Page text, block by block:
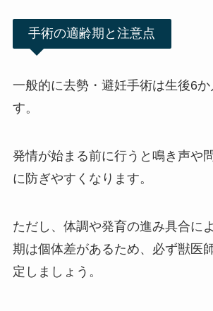
手術の適齢期と注意点
一般的に去勢・避妊手術は生後6
す。
発情が始まる前に行うと鳴き声や
に防ぎやすくなります。
ただし、体調や発育の進み具合に
期は個体差があるため、必ず獣医
定しましょう。